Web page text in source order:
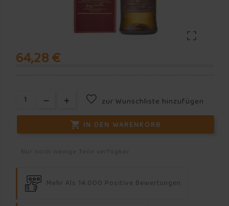

64,28 €
zur Wunschliste hinzufügen
 IN DEN WARENKORB
Mehr Als 14.000 Positive Bewertungen